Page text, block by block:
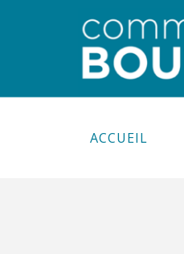
ACCUEIL